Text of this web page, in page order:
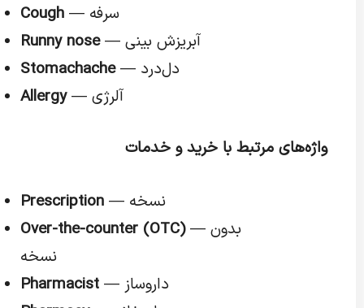
Cough
— سرفه
Runny nose
— آبریزش بینی
Stomachache
— دل‌درد
Allergy
— آلرژی
واژه‌های مرتبط با خرید و خدمات
Prescription
— نسخه
Over-the-counter (OTC)— بدون
نسخه
Pharmacist
— داروساز